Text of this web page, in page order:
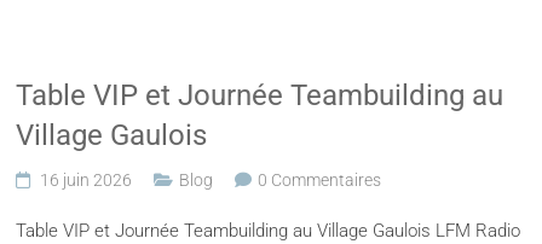
Table VIP et Journée Teambuilding au
Village Gaulois
16 juin 2026 Blog 0 Commentaires
Table VIP et Journée Teambuilding au Village Gaulois LFM Radio